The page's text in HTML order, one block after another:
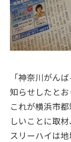
「神奈川がん
知らせしたと
これが横浜市
しいことに取
スリーハイは